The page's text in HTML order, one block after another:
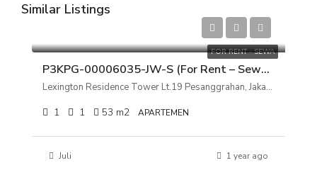
Similar Listings
FOR RENT - SEWA
P3KPG-00006035-JW-S (For Rent – Sewa) Apartemen Lexington Residence Tower Lt.19 Pesanggrahan, Jakarta Selatan
Lexington Residence Tower Lt.19 Pesanggrahan, Jakarta Selatan
1 1 53 m2 APARTEMEN
Juli 1 year ago